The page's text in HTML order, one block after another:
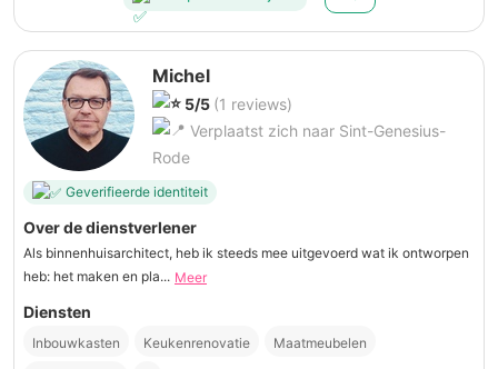
Michel
5/5 (1 reviews)
Verplaatst zich naar Sint-Genesius-
Rode
Geverifieerde identiteit
Over de dienstverlener
Als binnenhuisarchitect, heb ik steeds mee uitgevoerd wat ik ontworpen
heb: het maken en pla... Meer
Diensten
Inbouwkasten Keukenrenovatie Maatmeubelen